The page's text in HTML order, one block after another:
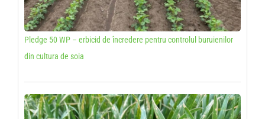
Pledge 50 WP – erbicid de încredere pentru controlul buruienilor
din cultura de soia